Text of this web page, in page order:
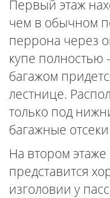
Первый этаж
чем в обычном
перрона через
купе полностью
багажом
лестнице.
только под
багажные
На втором
представится
изголовии у